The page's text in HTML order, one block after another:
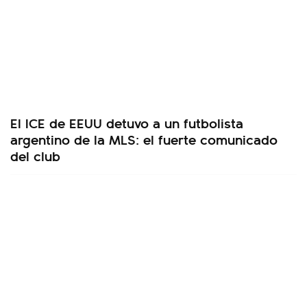
El ICE de EEUU detuvo a un futbolista
argentino de la MLS: el fuerte comunicado
del club